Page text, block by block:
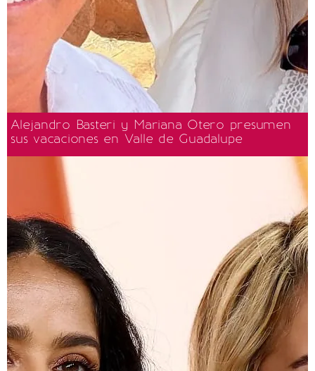
Alejandro Basteri y Mariana Otero presumen
sus vacaciones en Valle de Guadalupe